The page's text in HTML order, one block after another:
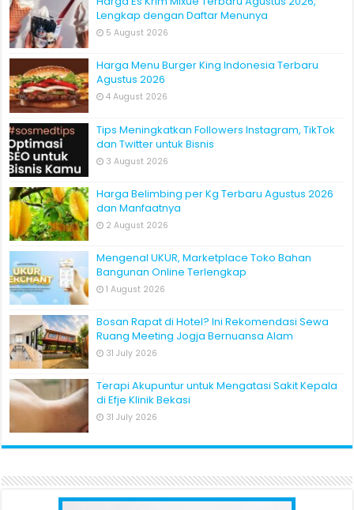
Lengkap dengan Daftar Menunya
5 August 2026
Harga Menu Burger King Indonesia Terbaru
Agustus 2026
4 August 2026
Tips Meningkatkan Followers Instagram, TikTok
dan Twitter untuk Bisnis
3 August 2026
Harga Belimbing per Kg Terbaru Agustus 2026
dan Manfaatnya
2 August 2026
Mengenal UKUR, Marketplace Toko Bahan
Bangunan Online Terlengkap
1 August 2026
Bosan Rapat di Hotel? Ini Rekomendasi Sewa
Ruang Meeting Jogja Bernuansa Alam
31 July 2026
Terapi Akupuntur untuk Mengatasi Sakit Kepala
di Efje Klinik Bekasi
31 July 2026